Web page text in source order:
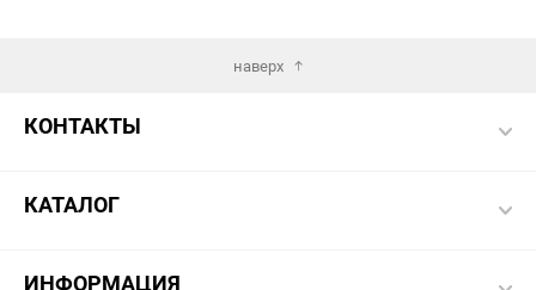
наверх
КОНТАКТЫ
КАТАЛОГ
ИНФОРМАЦИЯ